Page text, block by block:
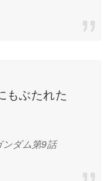
もぶたれた
ンダム第9話